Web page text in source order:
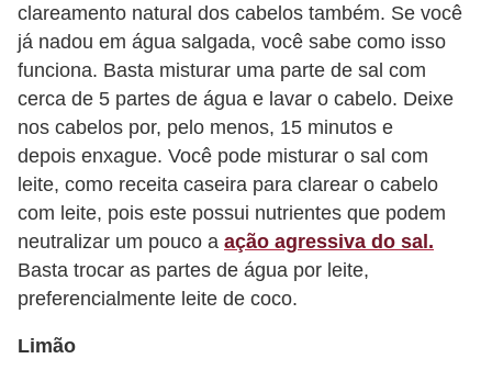
clareamento natural dos cabelos também. Se você
já nadou em água salgada, você sabe como isso
funciona. Basta misturar uma parte de sal com
cerca de 5 partes de água e lavar o cabelo. Deixe
nos cabelos por, pelo menos, 15 minutos e
depois enxague. Você pode misturar o sal com
leite, como receita caseira para clarear o cabelo
com leite, pois este possui nutrientes que podem
neutralizar um pouco a ação agressiva do sal.
Basta trocar as partes de água por leite,
preferencialmente leite de coco.
Limão